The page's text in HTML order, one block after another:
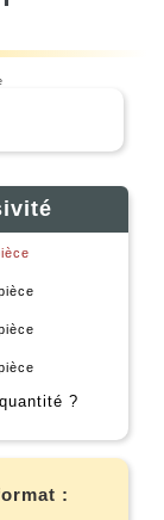
?
: